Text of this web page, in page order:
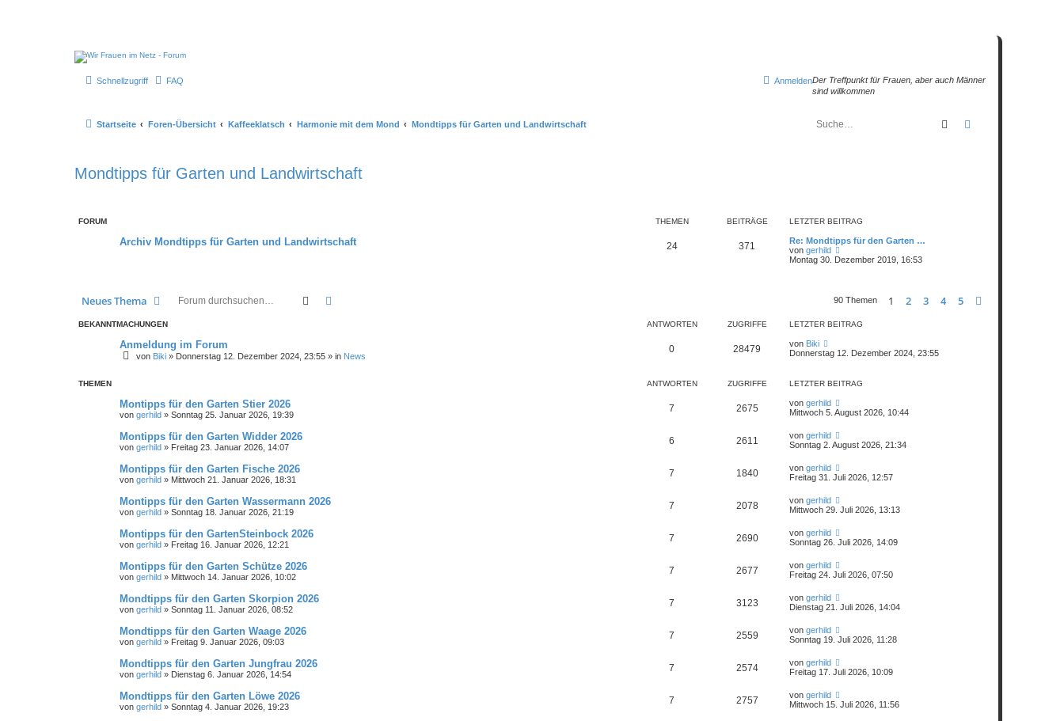
Der Treffpunkt für Frauen, aber auch Männer
sind willkommen
Schnellzugriff FAQ Anmelden
Startseite Foren-Übersicht Kaffeeklatsch Harmonie mit dem Mond Mondtipps für Garten und Landwirtschaft Suche
Mondtipps für Garten und Landwirtschaft
FORUM THEMEN BEITRÄGE LETZTER BEITRAG
Archiv Mondtipps für Garten und Landwirtschaft 24 371
Re: Mondtipps für den Garten …
von gerhild
e
t
e
B
t
g
Montag 30. Dezember 2019, 16:53
Neues Thema Suche 90 Themen 1 2 3 4 5
BEKANNTMACHUNGEN ANTWORTEN ZUGRIFFE LETZTER BEITRAG
Anmeldung im Forum
von Biki» Donnerstag 12. Dezember 2024, 23:55» in News
0 28479 von Biki
Donnerstag 12. Dezember 2024, 23:55
THEMEN ANTWORTEN ZUGRIFFE LETZTER BEITRAG
Montipps für den Garten Stier 2026
von gerhild» Sonntag 25. Januar 2026, 19:39
7 2675 von gerhild
Mittwoch 5. August 2026, 10:44
Montipps für den Garten Widder 2026
von gerhild» Freitag 23. Januar 2026, 14:07
6 2611 von gerhild
Sonntag 2. August 2026, 21:34
Montipps für den Garten Fische 2026
von gerhild» Mittwoch 21. Januar 2026, 18:31
7 1840 von gerhild
Freitag 31. Juli 2026, 12:57
Montipps für den Garten Wassermann 2026
von gerhild» Sonntag 18. Januar 2026, 21:19
7 2078 von gerhild
Mittwoch 29. Juli 2026, 13:13
Montipps für den GartenSteinbock 2026
von gerhild» Freitag 16. Januar 2026, 12:21
7 2690 von gerhild
Sonntag 26. Juli 2026, 14:09
Montipps für den Garten Schütze 2026
von gerhild» Mittwoch 14. Januar 2026, 10:02
7 2677 von gerhild
Freitag 24. Juli 2026, 07:50
Mondtipps für den Garten Skorpion 2026
von gerhild» Sonntag 11. Januar 2026, 08:52
7 3123 von gerhild
Dienstag 21. Juli 2026, 14:04
Mondtipps für den Garten Waage 2026
von gerhild» Freitag 9. Januar 2026, 09:03
7 2559 von gerhild
Sonntag 19. Juli 2026, 11:28
Mondtipps für den Garten Jungfrau 2026
von gerhild» Dienstag 6. Januar 2026, 14:54
7 2574 von gerhild
Freitag 17. Juli 2026, 10:09
Mondtipps für den Garten Löwe 2026
von gerhild» Sonntag 4. Januar 2026, 19:23
7 2757 von gerhild
Mittwoch 15. Juli 2026, 11:56